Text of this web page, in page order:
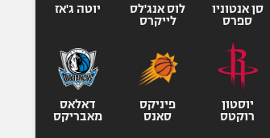
אומנויות לחימה
סן אנטוניו
ספרס
לוס אנג'לס
לייקרס
יוטה ג'אז
יוסטון
רוקטס
פיניקס
סאנס
דאלאס
מאבריקס